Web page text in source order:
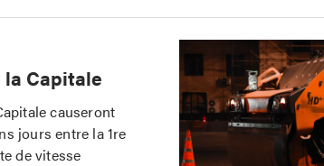
la Capitale
causeront
jours entre la 1re
de vitesse